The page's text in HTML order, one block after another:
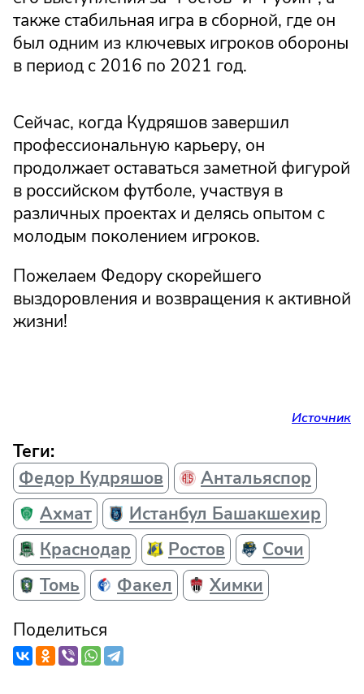
также стабильная игра в сборной, где он
был одним из ключевых игроков обороны
в период с 2016 по 2021 год.
Сейчас, когда Кудряшов завершил
профессиональную карьеру, он
продолжает оставаться заметной фигурой
в российском футболе, участвуя в
различных проектах и делясь опытом с
молодым поколением игроков.
Пожелаем Федору скорейшего
выздоровления и возвращения к активной
жизни!
Источник
Теги:
Федор Кудряшов
Антальяспор
Ахмат
Истанбул Башакшехир
Краснодар
Ростов
Сочи
Томь
Факел
Химки
Поделиться